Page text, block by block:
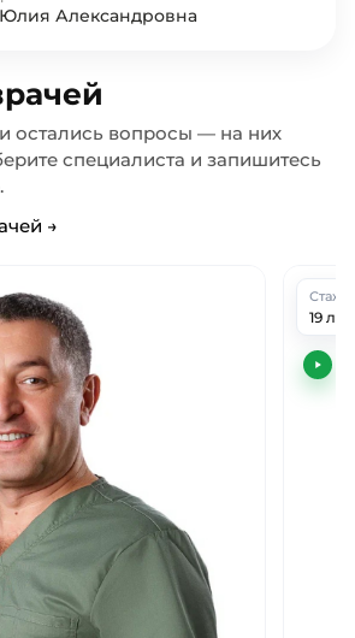
Александровна
остались вопросы — на них
специалиста и запишитесь
→
Стаж
19 лет